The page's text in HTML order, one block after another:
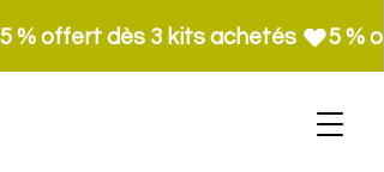
5 % offert dès 3 kits achetés